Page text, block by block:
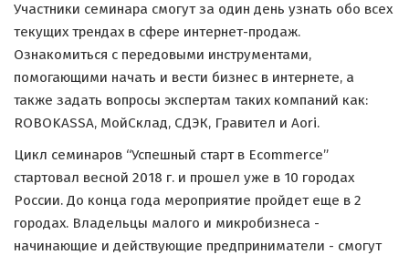
Участники семинара смогут за один день узнать обо всех
текущих трендах в сфере интернет-продаж.
Ознакомиться с передовыми инструментами,
помогающими начать и вести бизнес в интернете, а
также задать вопросы экспертам таких компаний как:
ROBOKASSA, МойСклад, СДЭК, Гравител и Aori.
Цикл семинаров “Успешный старт в Ecommerce”
стартовал весной 2018 г. и прошел уже в 10 городах
России. До конца года мероприятие пройдет еще в 2
городах. Владельцы малого и микробизнеса -
начинающие и действующие предприниматели - смогут